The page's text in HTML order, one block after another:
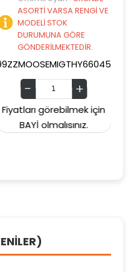
ASORTİ VARSA RENGİ VE
MODELİ STOK
DURUMUNA GÖRE
GÖNDERİLMEKTEDİR.
görebilmek için
BAYİ olmalısınız.